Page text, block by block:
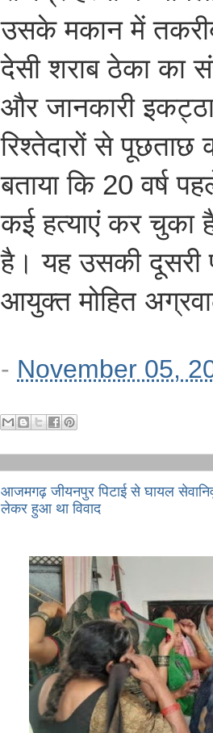
उसके मकान में
देसी शराब ठेका का
और जानकारी
रिश्तेदारों से
बताया कि 20 वर्ष
कई हत्याएं कर
है। यह उसकी दूसरी
आयुक्त मोहित
- November 05,
आजमगढ़ जीयनपुर पिटाई से घायल
लेकर हुआ था विवाद